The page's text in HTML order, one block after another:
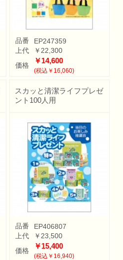
品番
EP247359
上代
￥22,300
価格
￥14,600
(税込￥16,060)
スカッと清潔ライフプレゼ
ント100人用
品番
EP406807
上代
￥23,500
価格
￥15,400
(税込￥16,940)